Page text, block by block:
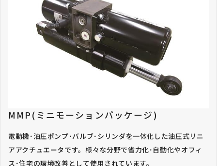
MMP(ミニモーションパッケージ)
電動機･油圧ポンプ･バルブ･シリンダを一体化した油圧式リニ
アアクチュエータです。様々な分野で省力化･自動化やオフィ
ス･住宅の環境改善として使用されています。